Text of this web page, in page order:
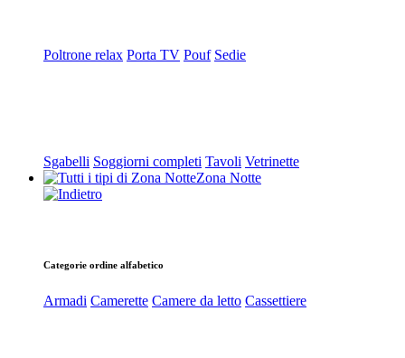
Poltrone relax Porta TV Pouf Sedie
Sgabelli Soggiorni completi Tavoli Vetrinette
Zona Notte
Categorie ordine alfabetico
Armadi Camerette Camere da letto Cassettiere